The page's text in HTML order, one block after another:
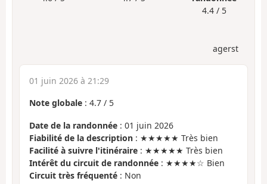
4.4 / 5
agerst
01 juin 2026 à 21:29
Note globale : 4.7 / 5
Date de la randonnée : 01 juin 2026
Fiabilité de la description : ★★★★★ Très bien
Facilité à suivre l'itinéraire : ★★★★★ Très bien
Intérêt du circuit de randonnée : ★★★★☆ Bien
Circuit très fréquenté : Non